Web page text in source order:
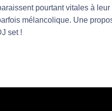
pourtant vitales à
mélancolique. Une
set !